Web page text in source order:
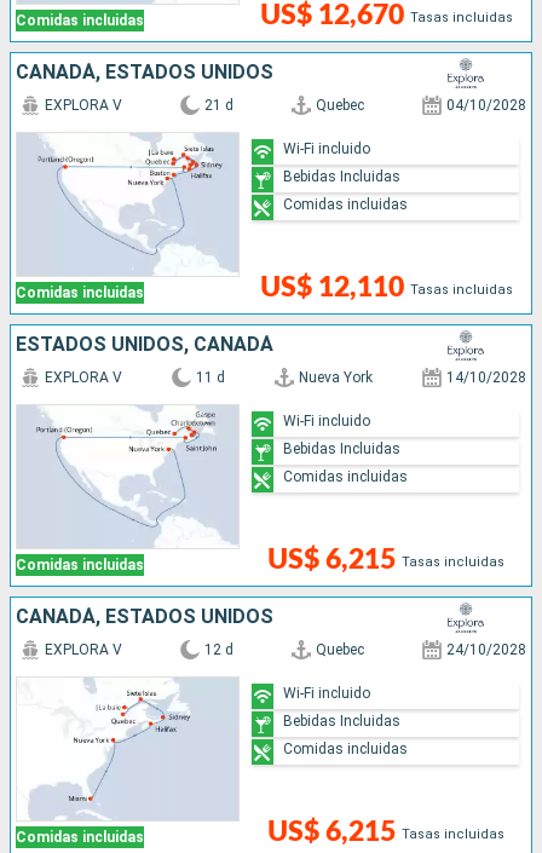
Comidas incluidas US$ 12,670 Tasas incluidas
CANADÁ, ESTADOS UNIDOS
Comidas incluidas
EXPLORA V 21 d Quebec 04/10/2028
US$ 12,110 Tasas incluidas
Wi-Fi incluido
Bebidas Incluidas
Comidas incluidas
ESTADOS UNIDOS, CANADÁ
Comidas incluidas
EXPLORA V 11 d Nueva York 14/10/2028
US$ 6,215 Tasas incluidas
Wi-Fi incluido
Bebidas Incluidas
Comidas incluidas
CANADÁ, ESTADOS UNIDOS
Comidas incluidas
EXPLORA V 12 d Quebec 24/10/2028
US$ 6,215 Tasas incluidas
Wi-Fi incluido
Bebidas Incluidas
Comidas incluidas